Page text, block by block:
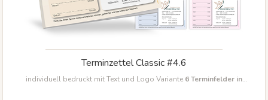
Terminzettel Classic #4.6
individuell bedruckt mit Text und Logo Variante 6Terminfelder in